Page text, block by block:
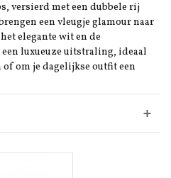
versierd met een dubbele rij
een vleugje glamour naar
elegante wit en de
luxueuze uitstraling, ideaal
om je dagelijkse outfit een